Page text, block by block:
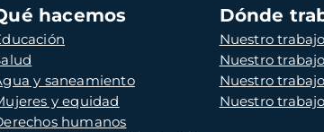
hacemos
y saneamiento
y equidad
humanos
Dónde
Nuestro
Nuestro
Nuestro
Nuestro